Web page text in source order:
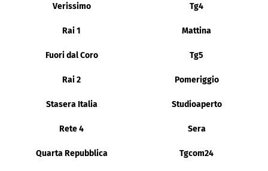
Verissimo Tg4
Rai 1 Mattina
Fuori dal Coro Tg5
Rai 2 Pomeriggio
Stasera Italia Studioaperto
Rete 4 Sera
Quarta Repubblica Tgcom24